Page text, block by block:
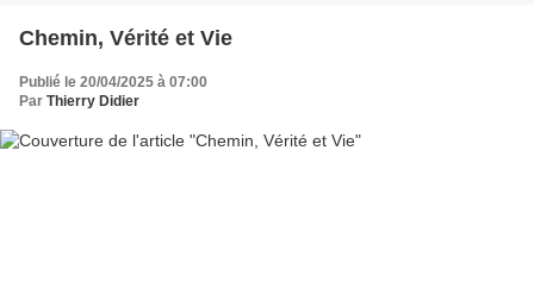
Chemin, Vérité et Vie
Publié le 20/04/2025 à 07:00
Par Thierry Didier